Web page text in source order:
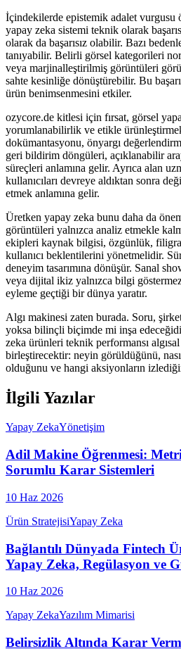
İçindekilerde epistemik adalet
yapay zeka sistemi teknik olarak
olarak da başarısız olabilir. Bazı
tanıyabilir. Belirli görsel kategorileri
veya marjinalleştirilmiş görüntüleri
sahte kesinliğe dönüştürebilir. Bu
ürün benimsenmesini etkiler.
ozycore.de kitlesi için fırsat, görsel
yorumlanabilirlik ve etikle
dokümantasyonu, önyargı
geri bildirim döngüleri, açıklanabilir
süreçleri anlamına gelir. Ayrıca alan
kullanıcıları devreye aldıktan sonra
etmek anlamına gelir.
Üretken yapay zeka bunu daha da
görüntüleri yalnızca analiz etmekle
ekipleri kaynak bilgisi, özgünlük,
kullanıcı beklentilerini yönetmelidir.
deneyim tasarımına dönüşür. Sanal
veya dijital ikiz yalnızca bilgi
eyleme geçtiği bir dünya yaratır.
Algı makinesi zaten burada. Soru,
yoksa bilinçli biçimde mi inşa
zeka ürünleri teknik performansı
birleştirecektir: neyin görüldüğünü,
olduğunu ve hangi aksiyonların
İlgili Yazılar
Yapay ZekaYönetişim
Adil Makine Öğrenmesi:
Sorumlu Karar Sistemleri
10 Haz 2026
Ürün StratejisiYapay Zeka
Bağlantılı Dünyada Fintech
Yapay Zeka, Regülasyon ve
10 Haz 2026
Yapay ZekaYazılım Mimarisi
Belirsizlik Altında Karar